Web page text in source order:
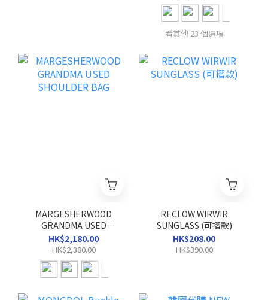
看其他 23 個選項
MARGESHERWOOD
GRANDMA USED
SHOULDER BAG
HK$2,180.00
HK$2,380.00
RECLOW WIRWIR
SUNGLASS (可摺款)
HK$208.00
HK$390.00